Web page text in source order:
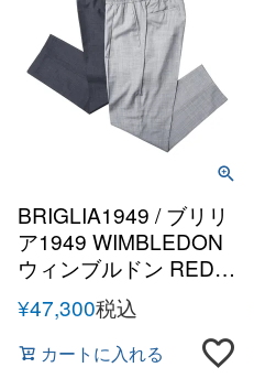
BRIGLIA1949 / ブリリ
ア1949 WIMBLEDON
ウィンブルドン REDA
Active super120'sトロ
ピカルウール1プリー
ツテーパードシャーリ
ングパンツ
¥47,300税込
カートに入れる